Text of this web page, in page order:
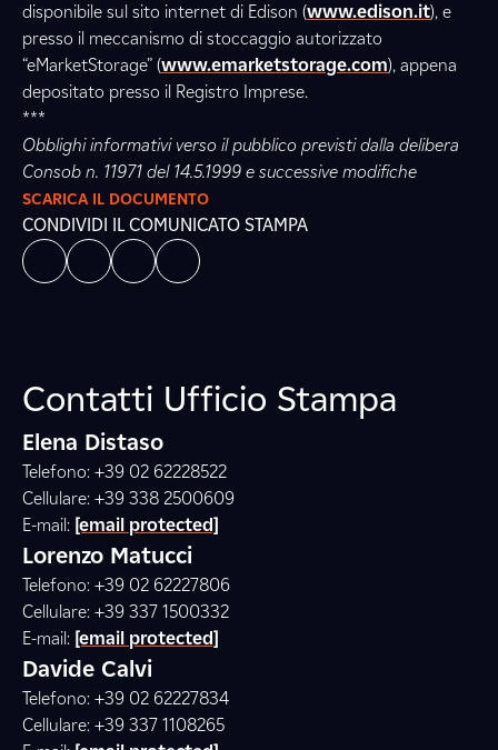
disponibile sul sito internet di Edison (www.edison.it), e
presso il meccanismo di stoccaggio autorizzato
“eMarketStorage” (www.emarketstorage.com), appena
depositato presso il Registro Imprese.
***
Obblighi informativi verso il pubblico previsti dalla delibera
Consob n. 11971 del 14.5.1999 e successive modifiche
SCARICA IL DOCUMENTO
CONDIVIDI IL COMUNICATO STAMPA
Contatti Ufficio Stampa
Elena Distaso
Telefono: +39 02 62228522
Cellulare: +39 338 2500609
E-mail: [email protected]
Lorenzo Matucci
Telefono: +39 02 62227806
Cellulare: +39 337 1500332
E-mail: [email protected]
Davide Calvi
Telefono: +39 02 62227834
Cellulare: +39 337 1108265